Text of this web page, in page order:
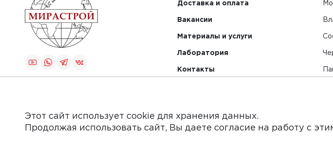
Доставка и оплата
Вакансии
Материалы и услуги
Лаборатория
Контакты
Обращаем Ваше внимание на то, что данный интернет-сайт и его содержимое
Этот сайт использует cookie для хранения данных.
Продолжая использовать сайт, Вы даете согласие на работу с